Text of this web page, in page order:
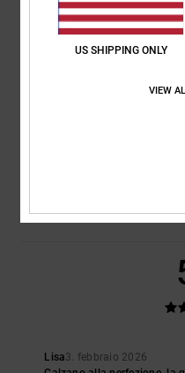
Comfort
NaN
Lisa3. febbraio 2026
US SHIPPING ONLY
VIEW